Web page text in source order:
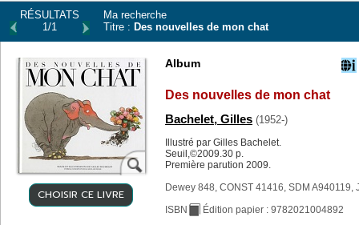
RÉSULTATS
1/1
Ma recherche
Titre : Des nouvelles de mon chat
CHOISIR CE LIVRE
Album
Des nouvelles de mon chat
Bachelet, Gilles (1952-)
Illustré par Gilles Bachelet.
Seuil,©2009.30 p.
Première parution 2009.
Dewey 848, CONST 41416, SDM A940119,
ISBN Édition papier : 9782021004892